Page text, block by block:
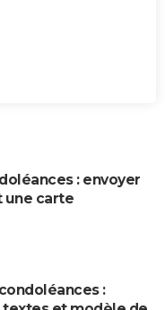
: envoyer
une carte
: